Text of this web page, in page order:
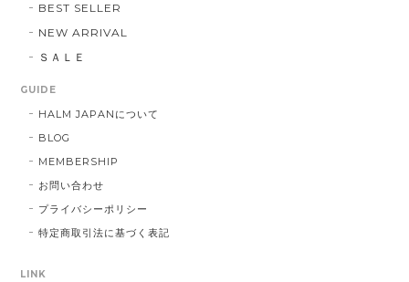
BEST SELLER
NEW ARRIVAL
ＳＡＬＥ
GUIDE
HALM JAPANについて
BLOG
MEMBERSHIP
お問い合わせ
プライバシーポリシー
特定商取引法に基づく表記
LINK